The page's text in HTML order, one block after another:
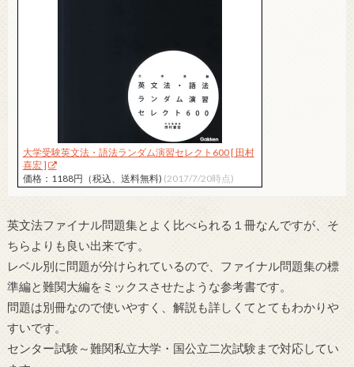
大学受験英文法・語法ランダム演習セレクト600 [ 田村
喜宏 ]
価格：1188円（税込、送料無料) (2017/7/20時点)
英文法ファイナル問題集とよく比べられる１冊なんですが、そ
ちらよりも良い出来です。
レベル別に問題が分けられているので、ファイナル問題集の標
準編と難関大編をミックスさせたような参考書です。
問題は別冊なので使いやすく、解説も詳しくてとてもわかりや
すいです。
センター試験～難関私立大学・国公立二次試験まで対応してい